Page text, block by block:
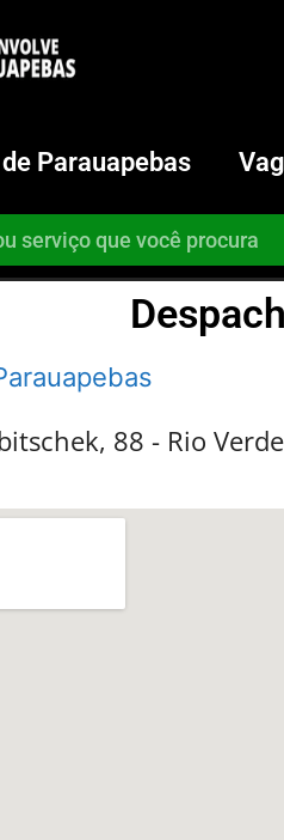
Parauapebas
88 - Rio